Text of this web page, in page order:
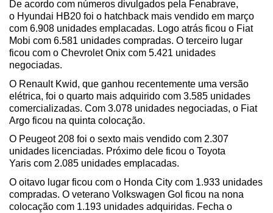
De acordo com números divulgados pela Fenabrave,
o Hyundai HB20 foi o hatchback mais vendido em março
com 6.908 unidades emplacadas. Logo atrás ficou o Fiat
Mobi com 6.581 unidades compradas. O terceiro lugar
ficou com o Chevrolet Onix com 5.421 unidades
negociadas.
O Renault Kwid, que ganhou recentemente uma versão
elétrica, foi o quarto mais adquirido com 3.585 unidades
comercializadas. Com 3.078 unidades negociadas, o Fiat
Argo ficou na quinta colocação.
O Peugeot 208 foi o sexto mais vendido com 2.307
unidades licenciadas. Próximo dele ficou o Toyota
Yaris com 2.085 unidades emplacadas.
O oitavo lugar ficou com o Honda City com 1.933 unidades
compradas. O veterano Volkswagen Gol ficou na nona
colocação com 1.193 unidades adquiridas. Fecha o